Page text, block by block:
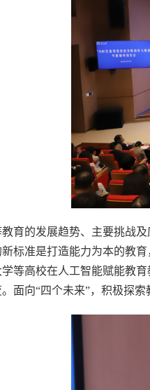
育的发展趋势、主要挑战
标准是打造能力为本的教
等高校在人工智能赋能教
面向“四个未来”，积极探